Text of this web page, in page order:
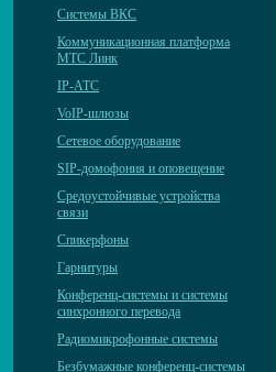
Системы ВКС
Коммуникационная платформа
МТС Линк
IP-АТС
VoIP-шлюзы
Сетевое оборудование
SIP-домофония и оповещение
Средоустойчивые устройства
связи
Спикерфоны
Гарнитуры
Конференц-системы и системы
синхронного перевода
Радиомикрофонные системы
Безбумажные конференц-системы